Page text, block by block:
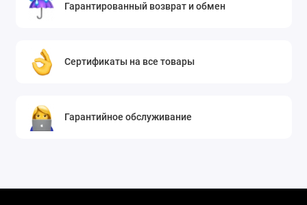
Гарантированный возврат и обмен
Сертификаты на все товары
Гарантийное обслуживание